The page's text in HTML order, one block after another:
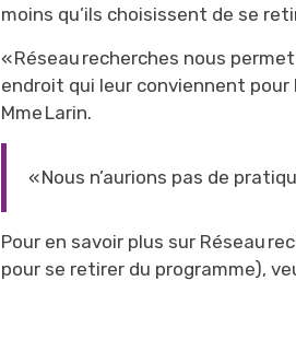
moins qu’ils choisissent de se
« Réseau recherches nous
endroit qui leur conviennent pour
Mme Larin.
« Nous n’aurions pas de
Pour en savoir plus sur Réseau
pour se retirer du programme),